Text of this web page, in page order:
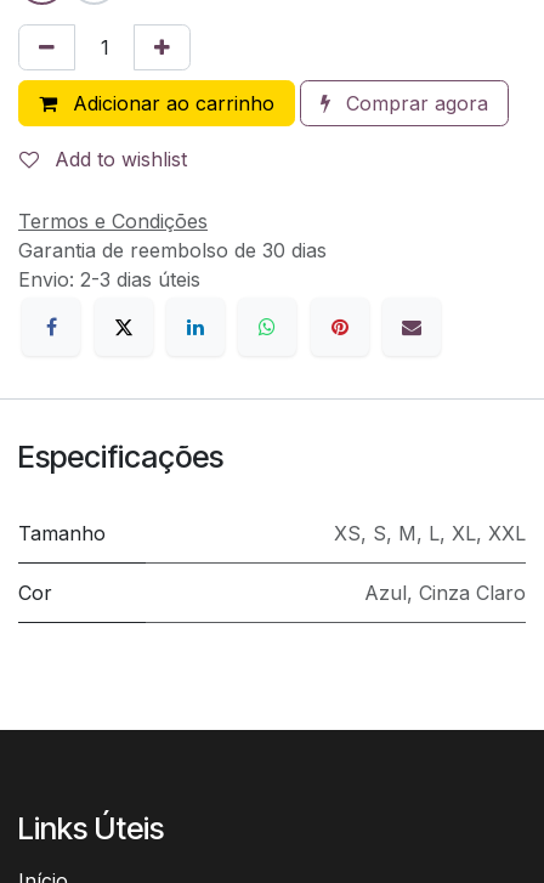
Adicionar ao carrinho Comprar agora
Add to wishlist
Termos e Condições
Garantia de reembolso de 30 dias
Envio: 2-3 dias úteis
Especificações
Tamanho XS, S, M, L, XL, XXL
Cor Azul, Cinza Claro
Links Úteis